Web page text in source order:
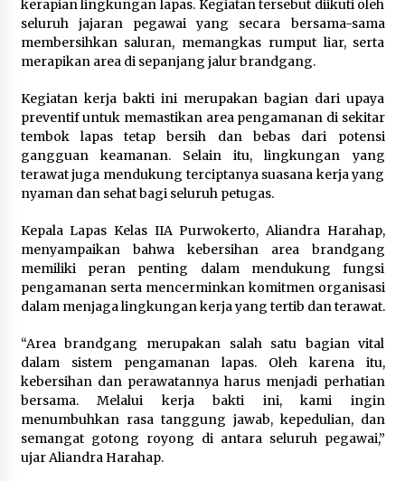
Di Forum Internasional Majelis
Persaudaraan Manusia, Megawati
Soekarnoputri Tegaskan
Kepemimpinan Perempuan Bukan
Dominasi, Tapi Merawat Dan
Merangkul
5 Agustus 2026
Jokowi Tetap Disambut Hangat di
NTT, Ahmad Ali: Karya dan
Masyarakat
5 Agustus 2026
Respons Cepat Aduan Warga, Wali
Roboh Korban Bencana, Salurkan
Bantuan Rp30 Juta
5 Agustus 2026
Wali Kota Serang Budi Rustandi
Berikan Penghargaan kepada
kerapian lingkungan lapas. Kegiatan tersebut diikuti oleh
seluruh jajaran pegawai yang secara bersama-sama
membersihkan saluran, memangkas rumput liar, serta
merapikan area di sepanjang jalur brandgang.
Kegiatan kerja bakti ini merupakan bagian dari upaya
preventif untuk memastikan area pengamanan di sekitar
tembok lapas tetap bersih dan bebas dari potensi
gangguan keamanan. Selain itu, lingkungan yang
terawat juga mendukung terciptanya suasana kerja yang
nyaman dan sehat bagi seluruh petugas.
Kepala Lapas Kelas IIA Purwokerto, Aliandra Harahap,
menyampaikan bahwa kebersihan area brandgang
memiliki peran penting dalam mendukung fungsi
pengamanan serta mencerminkan komitmen organisasi
dalam menjaga lingkungan kerja yang tertib dan terawat.
“Area brandgang merupakan salah satu bagian vital
dalam sistem pengamanan lapas. Oleh karena itu,
kebersihan dan perawatannya harus menjadi perhatian
bersama. Melalui kerja bakti ini, kami ingin
menumbuhkan rasa tanggung jawab, kepedulian, dan
semangat gotong royong di antara seluruh pegawai,”
ujar Aliandra Harahap.